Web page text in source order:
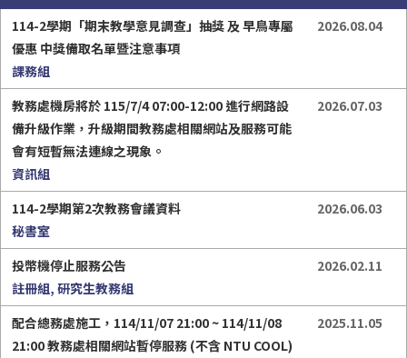
兼任助理專區 相關法規
2026.08.04
114-2學期「期末教學意見調查」抽獎 及 早鳥專屬
優惠 中獎備取名單暨注意事項
課務組
2026.07.03
教務處機房將於 115/7/4 07:00-12:00 進行網路設
備升級作業，升級期間教務處相關網站及服務可能
會有短暫無法連線之現象。
資訊組
2026.06.03
114-2學期第2次教務會議資料
秘書室
2026.02.11
投幣機停止服務公告
註冊組, 研究生教務組
2025.11.05
配合總務處施工，114/11/07 21:00 ~ 114/11/08
21:00 教務處相關網站暫停服務 (不含 NTU COOL)